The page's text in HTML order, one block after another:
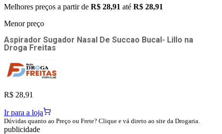
Melhores preços a partir de R$ 28,91 até R$ 28,91
Menor preço
Aspirador Sugador Nasal De Succao Bucal- Lillo na
Droga Freitas
R$ 28,91
Ir para a loja
Dúvidas quanto ao Preço ou Frete? Clique e vá direto ao site da Drogaria.
publicidade